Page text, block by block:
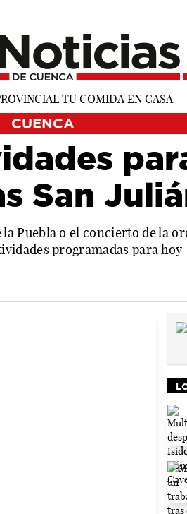
CUENCA
San
Puebla o el concierto de la
programadas para hoy